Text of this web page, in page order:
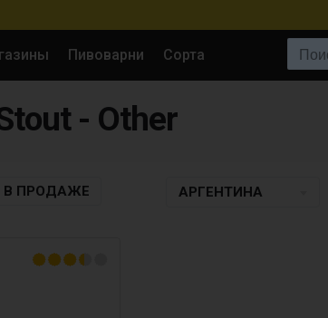
Пивоварни Сорта
- Other
В ПРОДАЖЕ АРГЕНТИНА